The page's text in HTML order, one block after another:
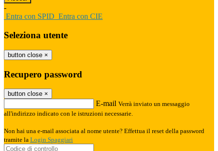
-
Entra con SPID Entra con CIE
Seleziona utente
button close ×
Recupero password
button close ×
E-mail Verrà inviato un messaggio
all'indirizzo indicato con le istruzioni necessarie.
Non hai una e-mail associata al nome utente? Effettua il reset della password
tramite la Login Spaggiari